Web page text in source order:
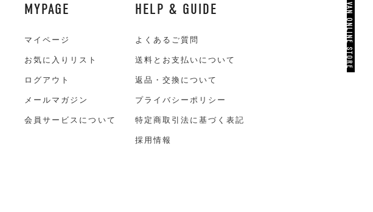
MYPAGE
マイページ
お気に入りリスト
ログアウト
メールマガジン
会員サービスについて
HELP & GUIDE
よくあるご質問
送料とお支払いについて
返品・交換について
プライバシーポリシー
特定商取引法に基づく表記
採用情報
VAN ONLINE STORE